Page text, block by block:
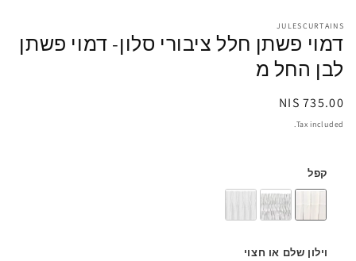
JULESCURTAINS
דמוי פשתן חלל ציבורי סלון- דמוי פשתן
לבן החל מ
Regular
price
735.00 NIS
Tax included.
קפל
וילון שלם או חצוי